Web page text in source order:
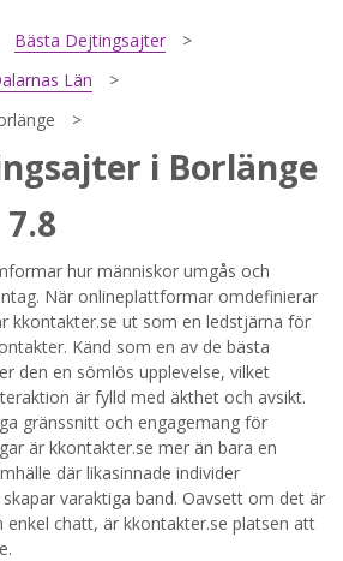
Steg
mailadress?
godkänner jagVillkorenoch
. Jag godkänner att ta emot information och
från hemsidans operatörer. Jag kan dra
när jag vill.
NU!
Bästa Dejtingsajter
Län
i Borlänge
7.8
hur människor umgås och
När onlineplattformar omdefinierar
kkontakter.se ut som en ledstjärna för
Känd som en av de bästa
den en sömlös upplevelse, vilket
är fylld med äkthet och avsikt.
gränssnitt och engagemang för
är kkontakter.se mer än bara en
där likasinnade individer
varaktiga band. Oavsett om det är
enkel chatt, är kkontakter.se platsen att